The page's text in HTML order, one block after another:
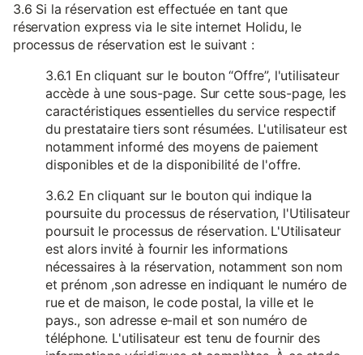
3.6 Si la réservation est effectuée en tant que
réservation express via le site internet Holidu, le
processus de réservation est le suivant :
3.6.1 En cliquant sur le bouton “Offre”, l'utilisateur
accède à une sous-page. Sur cette sous-page, les
caractéristiques essentielles du service respectif
du prestataire tiers sont résumées. L'utilisateur est
notamment informé des moyens de paiement
disponibles et de la disponibilité de l'offre.
3.6.2 En cliquant sur le bouton qui indique la
poursuite du processus de réservation, l'Utilisateur
poursuit le processus de réservation. L'Utilisateur
est alors invité à fournir les informations
nécessaires à la réservation, notamment son nom
et prénom ,son adresse en indiquant le numéro de
rue et de maison, le code postal, la ville et le
pays., son adresse e-mail et son numéro de
téléphone. L'utilisateur est tenu de fournir des